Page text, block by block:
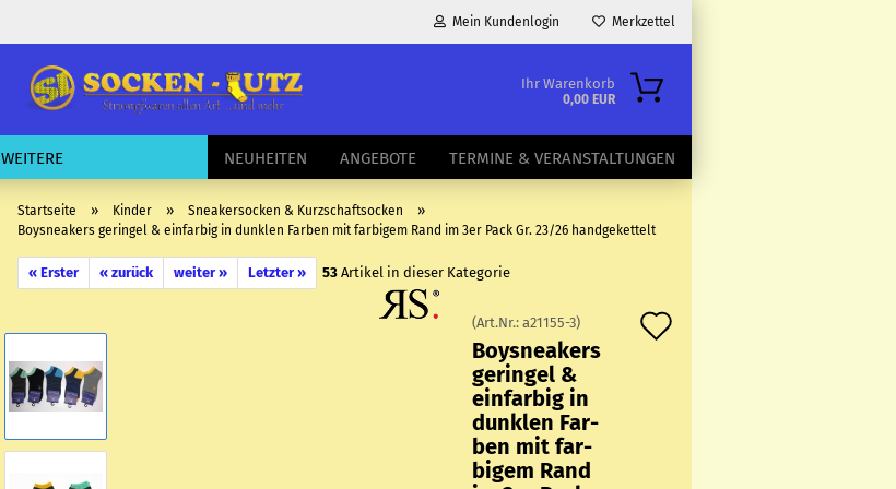
Mein Kundenlogin Merkzettel
Ihr Warenkorb
0,00 EUR
NEUHEITEN ANGEBOTE TERMINE & VERANSTALTUNGEN
WEITERE
Startseite » Kinder » Sneakersocken & Kurzschaftsocken »
Boysneakers geringel & einfarbig in dunklen Farben mit farbigem Rand im 3er Pack Gr. 23/26 handgekettelt
« Erster « zurück weiter » Letzter » 53 Artikel in dieser Kategorie
(Art.Nr.:a21155-3)
Boy­s­nea­kers
ge­rin­gel &
ein­far­big in
dunk­len Far­
ben mit far­
bi­gem Rand